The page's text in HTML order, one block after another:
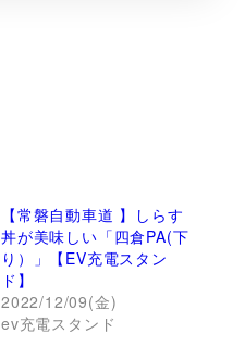
【常磐自動車道 】しらす
丼が美味しい「四倉PA(下
り）」【EV充電スタン
ド】
2022/12/09(金)
ev充電スタンド